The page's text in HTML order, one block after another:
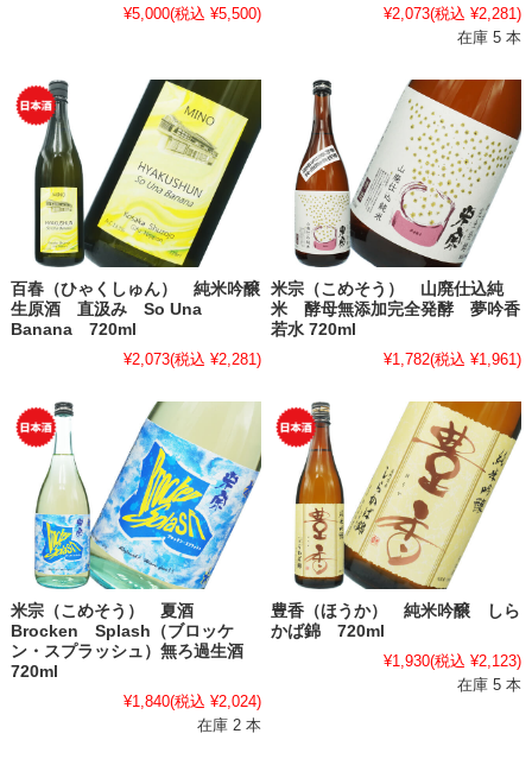
¥5,000(税込 ¥5,500)
¥2,073(税込 ¥2,281)
在庫 5 本
百春（ひゃくしゅん） 純米吟醸
生原酒 直汲み So Una
Banana 720ml
¥2,073(税込 ¥2,281)
米宗（こめそう） 山廃仕込純
米 酵母無添加完全発酵 夢吟香
若水 720ml
¥1,782(税込 ¥1,961)
米宗（こめそう） 夏酒
Brocken Splash（ブロッケ
ン・スプラッシュ）無ろ過生酒
720ml
¥1,840(税込 ¥2,024)
在庫 2 本
豊香（ほうか） 純米吟醸 しら
かば錦 720ml
¥1,930(税込 ¥2,123)
在庫 5 本